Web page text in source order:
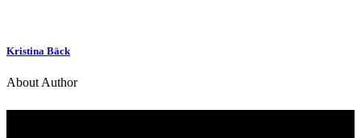
Kristina Bäck
About Author